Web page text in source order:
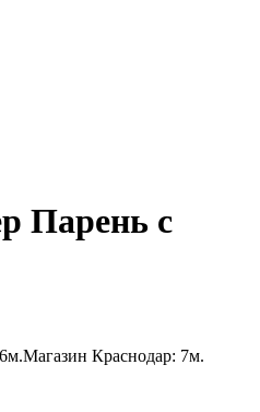
Парень с
Магазин Краснодар: 7м.